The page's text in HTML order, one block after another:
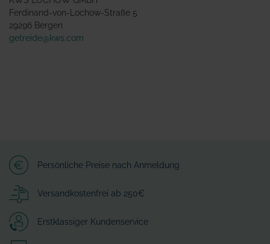
Ferdinand-von-Lochow-Straße 5
29296 Bergen
getreide@kws.com
Persönliche Preise nach Anmeldung
Versandkostenfrei ab 250€
Erstklassiger Kundenservice